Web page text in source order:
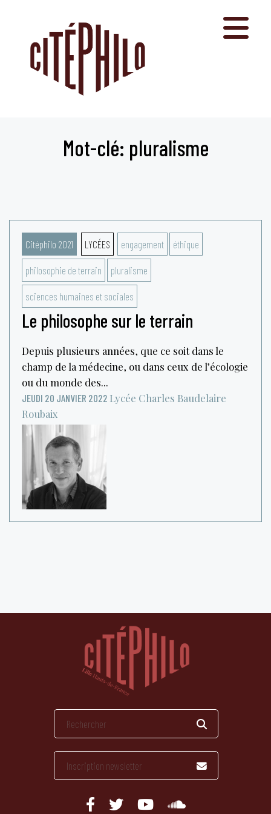
Mot-clé: pluralisme
Citéphilo 2021 LYCÉES engagement éthique
philosophie de terrain pluralisme
sciences humaines et sociales
Le philosophe sur le terrain
Depuis plusieurs années, que ce soit dans le
champ de la médecine, ou dans ceux de l’écologie
ou du monde des...
JEUDI 20 JANVIER 2022 Lycée Charles Baudelaire
Roubaix